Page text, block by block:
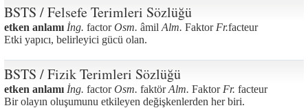
BSTS / Felsefe Terimleri Sözlüğü
etken anlamı İng. factorOsm. âmil Alm. Faktor Fr.facteur
Etki yapıcı, belirleyici gücü olan.
BSTS / Fizik Terimleri Sözlüğü
etken anlamı İng. factorOsm. faktörAlm. Faktor Fr. facteur
Bir olayın oluşumunu etkileyen değişkenlerden her biri.